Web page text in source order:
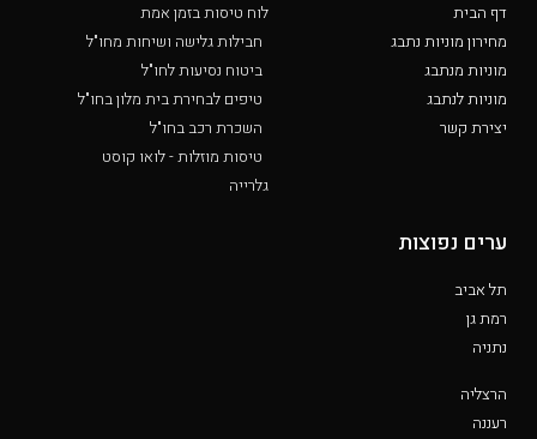
דף הבית
מחירון מוניות נתבג
מוניות מנתבג
מוניות לנתבג
יצירת קשר
לוח טיסות בזמן אמת
חבילות גלישה ושיחות מחו"ל
ביטוח נסיעות לחו"ל
טיפים לבחירת בית מלון בחו"ל
השכרת רכב בחו"ל
טיסות מוזלות - לואו קוסט
גלרייה
ערים נפוצות
תל אביב
רמת גן
נתניה
הרצליה
רעננה